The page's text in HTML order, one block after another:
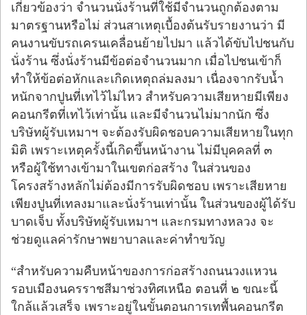
เกี่ยวข้องว่า จำนวนนั่งร้านที่ใช้มีจำนวนถูกต้องตาม
มาตรฐานหรือไม่ ส่วนสาเหตุเบื้องต้นรับรายงานว่า มี
คนงานขับรถเครนเคลื่อนย้ายไปมา แล้วได้ขับไปชนกับ
นั่งร้าน ซึ่งนั่งร้านมีข้อต่อจำนวนมาก เมื่อไปชนเข้าก็
ทำให้ข้อต่อหักและเกิดเหตุถล่มลงมา เนื่องจากรับน้ำ
หนักจากปูนที่เทไว้ไม่ไหว สำหรับความเสียหายมีเพียง
คอนกรีตที่เทไว้เท่านั้น และมีจำนวนไม่มากนัก ซึ่ง
บริษัทผู้รับเหมาฯ จะต้องรับผิดชอบความเสียหายในทุก
มิติ เพราะเหตุครั้งนี้เกิดขึ้นหน้างาน ไม่มีบุคคลที่ ๓
หรือผู้ใช้ทางเข้ามาในเขตก่อสร้าง ในส่วนของ
โครงสร้างหลักไม่ต้องมีการรับผิดชอบ เพราะเสียหาย
เพียงปูนที่เทลงมาและนั่งร้านเท่านั้น ในส่วนของผู้ได้รับ
บาดเจ็บ ทั้งบริษัทผู้รับเหมาฯ และกรมทางหลวง จะ
ช่วยดูแลค่ารักษาพยาบาลและค่าทำขวัญ
“สำหรับความคืบหน้าของการก่อสร้างถนนวงแหวน
รอบเมืองนครราชสีมาช่วงทิศเหนือ ตอนที่ ๒ ขณะนี้
ใกล้แล้วเสร็จ เพราะอยู่ในขั้นตอนการเทพื้นคอนกรีต